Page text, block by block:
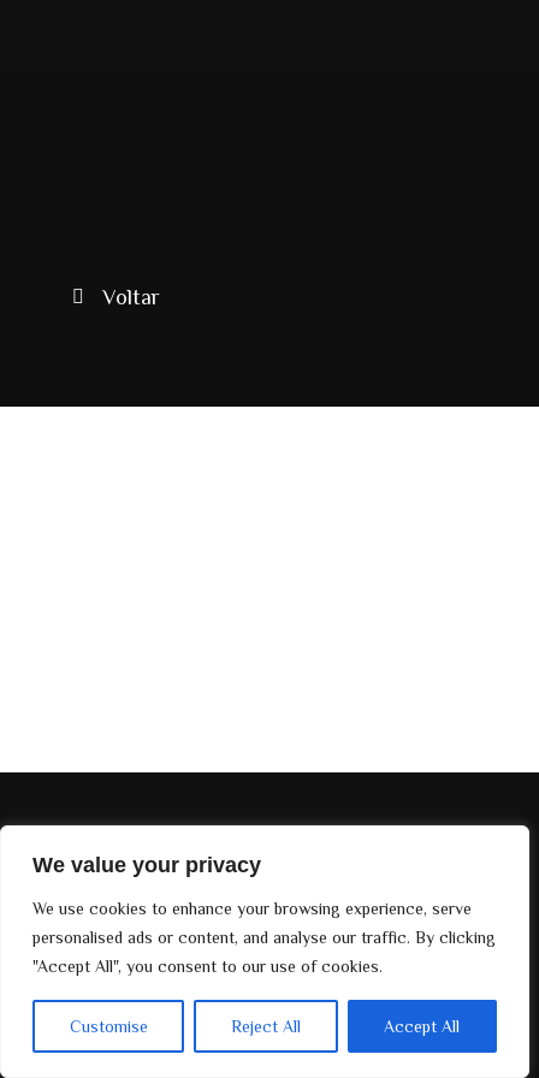
We value your privacy
We use cookies to enhance your browsing experience, serve
personalised ads or content, and analyse our traffic. By clicking
"Accept All", you consent to our use of cookies.
Customise Reject All Accept All
Voltar
EDIÇÕES DIVINE MAG
SOBRE NÓS
©. 2024Divine Magazine Paris , Todos os direitos reservados.
Desenvolvido porBay Groups